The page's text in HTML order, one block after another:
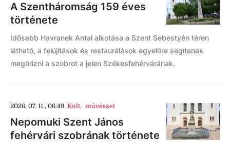
A Szentháromság 159 éves
története
Idősebb Havranek Antal alkotása a Szent Sebestyén téren
látható, a felújítások és restaurálások egyelőre segítenek
megőrizni a szobrot a jelen Székesfehérvárának.
2026. 07. 11., 06:49 Kult, művészet
Nepomuki Szent János
fehérvári szobrának története